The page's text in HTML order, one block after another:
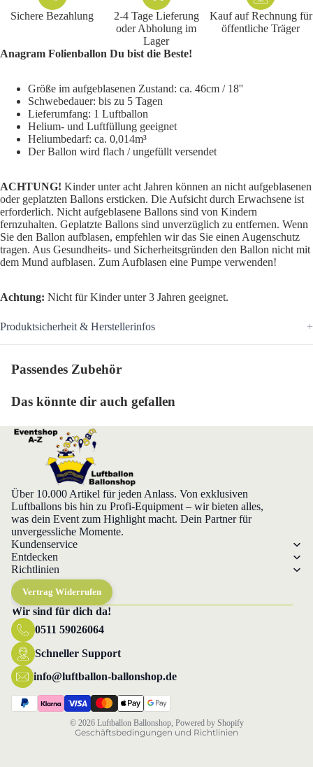
Sichere Bezahlung
2-4 Tage Lieferung
oder Abholung im
Lager
Kauf auf Rechnung für
öffentliche Träger
Anagram Folienballon Du bist die Beste!
Größe im aufgeblasenen Zustand: ca. 46cm / 18''
Schwebedauer: bis zu 5 Tagen
Lieferumfang: 1 Luftballon
Helium- und Luftfüllung geeignet
Heliumbedarf: ca. 0,014m³
Der Ballon wird flach / ungefüllt versendet
ACHTUNG! Kinder unter acht Jahren können an nicht aufgeblasenen
oder geplatzten Ballons ersticken. Die Aufsicht durch Erwachsene ist
erforderlich. Nicht aufgeblasene Ballons sind von Kindern
fernzuhalten. Geplatzte Ballons sind unverzüglich zu entfernen. Wenn
Sie den Ballon aufblasen, empfehlen wir das Sie einen Augenschutz
tragen. Aus Gesundheits- und Sicherheitsgründen den Ballon nicht mit
dem Mund aufblasen. Zum Aufblasen eine Pumpe verwenden!
Achtung: Nicht für Kinder unter 3 Jahren geeignet.
Produktsicherheit & Herstellerinfos
Passendes Zubehör
Das könnte dir auch gefallen
Über 10.000 Artikel für jeden Anlass. Von exklusiven
Luftballons bis hin zu Profi-Equipment – wir bieten alles,
was dein Event zum Highlight macht. Dein Partner für
unvergessliche Momente.
Kundenservice
Entdecken
Richtlinien
Vertrag Widerrufen
Wir sind für dich da!
0511 59026064
Schneller Support
info@luftballon-ballonshop.de
© 2026 Luftballon Ballonshop, Powered by Shopify
Geschäftsbedingungen und Richtlinien
Datenschutzerklärung
Widerrufsrecht
AGB
Versand
Impressum